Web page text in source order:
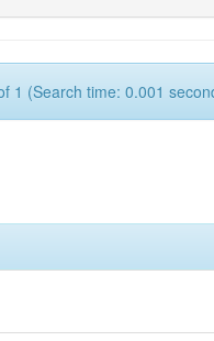
1 (Search time: 0.001